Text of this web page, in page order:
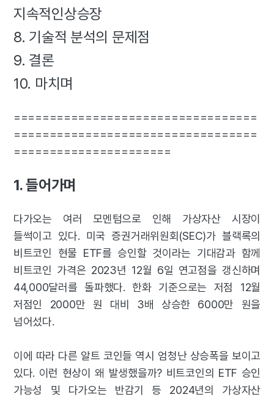
지속적인상승장
8. 기술적 분석의 문제점
9. 결론
10. 마치며
==================================
==================================
======================
1. 들어가며
다가오는 여러 모멘텀으로 인해 가상자산 시장이
들썩이고 있다. 미국 증권거래위원회(SEC)가 블랙록의
비트코인 현물 ETF를 승인할 것이라는 기대감과 함께
비트코인 가격은 2023년 12월 6일 연고점을 갱신하며
44,000달러를 돌파했다. 한화 기준으로는 저점 12월
저점인 2000만 원 대비 3배 상승한 6000만 원을
넘어섰다.
이에 따라 다른 알트 코인들 역시 엄청난 상승폭을 보이고
있다. 이런 현상이 왜 발생했을까? 비트코인의 ETF 승인
가능성 및 다가오는 반감기 등 2024년의 가상자산